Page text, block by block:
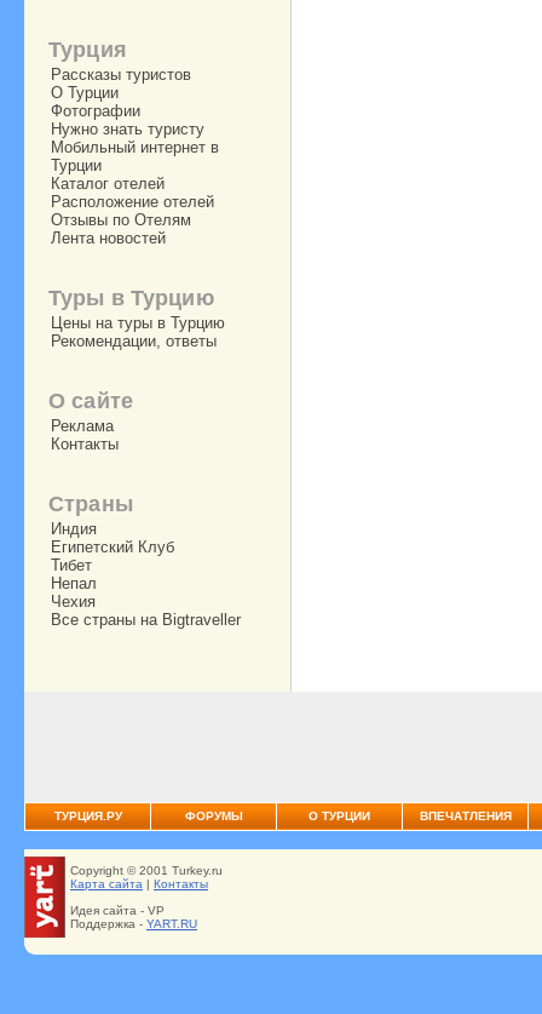
Турция
Рассказы туристов
О Турции
Фотографии
Нужно знать туристу
Мобильный интернет в
Турции
Каталог отелей
Расположение отелей
Отзывы по Отелям
Лента новостей
Туры в Турцию
Цены на туры в Турцию
Рекомендации, ответы
О сайте
Реклама
Контакты
Страны
Индия
Египетский Клуб
Тибет
Непал
Чехия
Все страны на Bigtraveller
ТУРЦИЯ.РУ ФОРУМЫ О ТУРЦИИ ВПЕЧАТЛЕНИЯ
Copyright © 2001 Turkey.ru
Карта сайта | Контакты
Идея сайта - VP
Поддержка - YART.RU